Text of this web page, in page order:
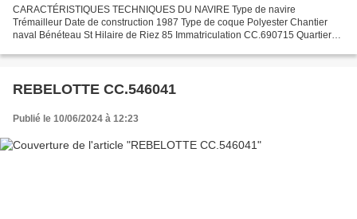
CARACTÉRISTIQUES TECHNIQUES DU NAVIRE Type de navire
Trémailleur Date de construction 1987 Type de coque Polyester Chantier
naval Bénéteau St Hilaire de Riez 85 Immatriculation CC.690715 Quartier
REBELOTTE CC.546041
Publié le 10/06/2024 à 12:23